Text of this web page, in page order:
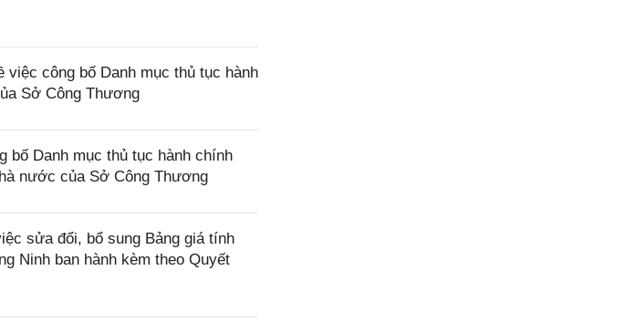
việc công bố Danh mục thủ tục hành
Sở Công Thương
bố Danh mục thủ tục hành chính
nước của Sở Công Thương
sửa đổi, bổ sung Bảng giá tính
Ninh ban hành kèm theo Quyết